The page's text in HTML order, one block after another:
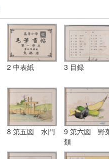
2 中表紙 3 目録
8 第五図 水門
9 第六図 野
類